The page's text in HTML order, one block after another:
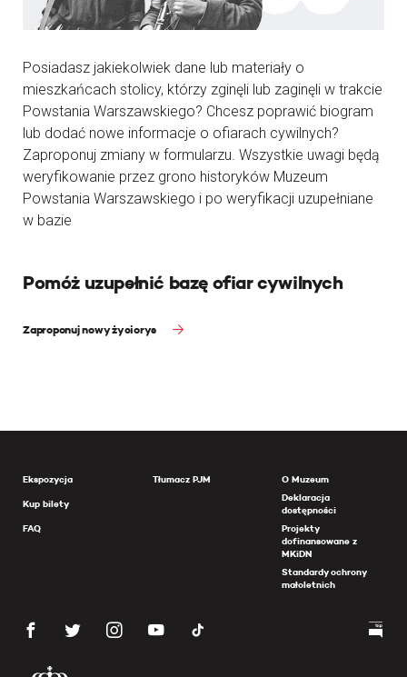
Posiadasz jakiekolwiek dane lub materiały o
mieszkańcach stolicy, którzy zginęli lub zaginęli w trakcie
Powstania Warszawskiego? Chcesz poprawić biogram
lub dodać nowe informacje o ofiarach cywilnych?
Zaproponuj zmiany w formularzu. Wszystkie uwagi będą
weryfikowanie przez grono historyków Muzeum
Powstania Warszawskiego i po weryfikacji uzupełniane
w bazie
Pomóż uzupełnić bazę ofiar cywilnych
Zaproponuj nowy życiorys
Ekspozycja
Kup bilety
FAQ
Tłumacz PJM
O Muzeum
Deklaracja
dostępności
Projekty
dofinansowane z
MKiDN
Standardy ochrony
małoletnich